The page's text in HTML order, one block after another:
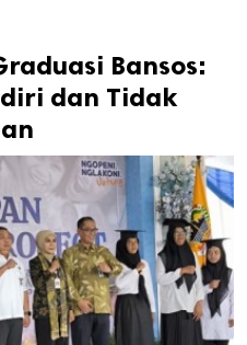
Bansos:
dan Tidak